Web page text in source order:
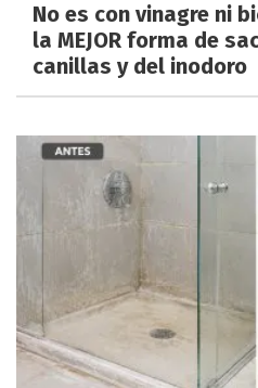
No es con vinagre ni
la MEJOR forma de
canillas y del inodoro